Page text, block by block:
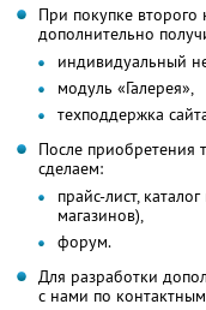
При покупке второго
дополнительно
индивидуальный
модуль «Галерея»,
техподдержка
После приобретения
сделаем:
прайс-лист,
магазинов),
форум.
Для разработки
с нами по